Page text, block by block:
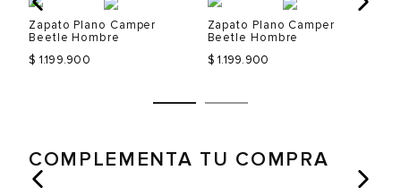
Zapato Plano Camper
Beetle Hombre
$ 1.199.900
Selecciona una talla
Zapato Plano Camper
Beetle Hombre
$ 1.199.900
Selecciona una talla
COMPLEMENTA TU COMPRA